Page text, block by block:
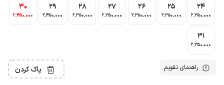
24
2٬350٬000
25
2٬350٬000
26
2٬350٬000
27
2٬350٬000
28
2٬350٬000
29
2٬450٬000
30
2٬450٬000
31
2٬350٬000
راهنمای تقویم پاک کردن